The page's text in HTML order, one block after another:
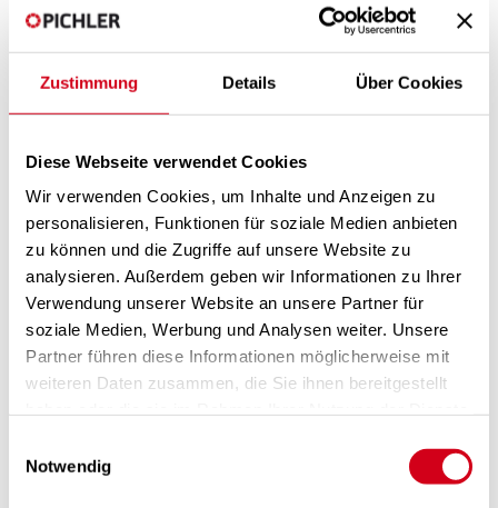
Zustimmung Details Über Cookies
Diese Webseite verwendet Cookies
Wir verwenden Cookies, um Inhalte und Anzeigen zu
personalisieren, Funktionen für soziale Medien anbieten
zu können und die Zugriffe auf unsere Website zu
analysieren. Außerdem geben wir Informationen zu Ihrer
Verwendung unserer Website an unsere Partner für
soziale Medien, Werbung und Analysen weiter. Unsere
Partner führen diese Informationen möglicherweise mit
weiteren Daten zusammen, die Sie ihnen bereitgestellt
Notwendig
IHR KONTAKT
HERBERT PRIMIG
T +43 (0)664 83 90 620
h.primig@pichlerluft.at
Mehr »